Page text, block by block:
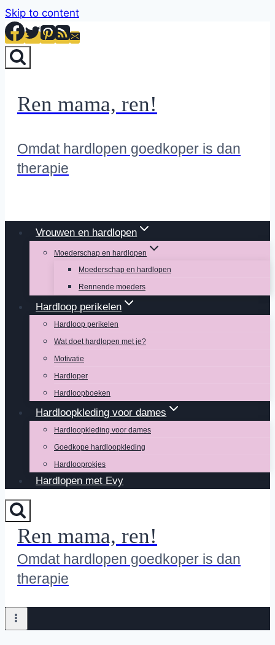
Skip to content
Ren mama, ren!
Omdat hardlopen goedkoper is dan
therapie
Vrouwen en hardlopen
Moederschap en hardlopen
Moederschap en hardlopen
Rennende moeders
Hardloop perikelen
Hardloop perikelen
Wat doet hardlopen met je?
Motivatie
Hardloper
Hardloopboeken
Hardloopkleding voor dames
Hardloopkleding voor dames
Goedkope hardloopkleding
Hardlooprokjes
Hardlopen met Evy
Ren mama, ren!
Omdat hardlopen goedkoper is dan
therapie